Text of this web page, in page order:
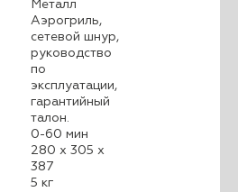
Металл
Аэрогриль,
сетевой шнур,
руководство
по
эксплуатации,
гарантийный
талон.
0-60 мин
280 x 305 x
387
5 кг